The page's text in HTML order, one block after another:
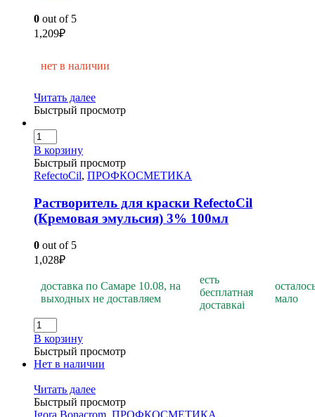
0 out of 5
1,209₽
нет в наличии
Читать далее
Быстрый просмотр
В корзину
Быстрый просмотр
RefectoCil, ПРОФКОСМЕТИКА
Растворитель для краски RefectoCil
(Кремовая эмульсия) 3% 100мл
0 out of 5
1,028₽
доставка по Самаре 10.08, на
выходных не доставляем
есть
бесплатная
доставкаi
мало
В корзину
Быстрый просмотр
Нет в наличии
Читать далее
Быстрый просмотр